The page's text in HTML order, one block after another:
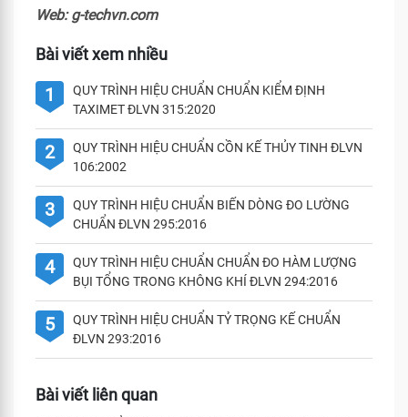
Web: g-techvn.com
Bài viết xem nhiều
1
QUY TRÌNH HIỆU CHUẨN CHUẨN KIỂM ĐỊNH
TAXIMET ĐLVN 315:2020
2
QUY TRÌNH HIỆU CHUẨN CỒN KẾ THỦY TINH ĐLVN
106:2002
3
QUY TRÌNH HIỆU CHUẨN BIẾN DÒNG ĐO LƯỜNG
CHUẨN ĐLVN 295:2016
4
QUY TRÌNH HIỆU CHUẨN CHUẨN ĐO HÀM LƯỢNG
BỤI TỔNG TRONG KHÔNG KHÍ ĐLVN 294:2016
5
QUY TRÌNH HIỆU CHUẨN TỶ TRỌNG KẾ CHUẨN
ĐLVN 293:2016
Bài viết liên quan